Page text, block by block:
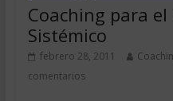
Coaching para
Sistémico
febrero 28, 2011
comentarios